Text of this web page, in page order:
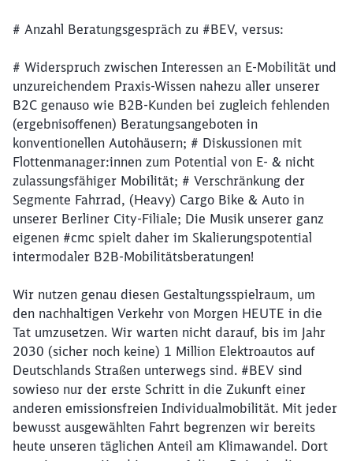
# Anzahl Beratungsgespräch zu #BEV, versus:
# Widerspruch zwischen Interessen an E-Mobilität und
unzureichendem Praxis-Wissen nahezu aller unserer
B2C genauso wie B2B-Kunden bei zugleich fehlenden
(ergebnisoffenen) Beratungsangeboten in
konventionellen Autohäusern; # Diskussionen mit
Flottenmanager:innen zum Potential von E- & nicht
zulassungsfähiger Mobilität; # Verschränkung der
Segmente Fahrrad, (Heavy) Cargo Bike & Auto in
unserer Berliner City-Filiale; Die Musik unserer ganz
eigenen #cmc spielt daher im Skalierungspotential
intermodaler B2B-Mobilitätsberatungen!
Wir nutzen genau diesen Gestaltungsspielraum, um
den nachhaltigen Verkehr von Morgen HEUTE in die
Tat umzusetzen. Wir warten nicht darauf, bis im Jahr
2030 (sicher noch keine) 1 Million Elektroautos auf
Deutschlands Straßen unterwegs sind. #BEV sind
sowieso nur der erste Schritt in die Zukunft einer
anderen emissionsfreien Individualmobilität. Mit jeder
bewusst ausgewählten Fahrt begrenzen wir bereits
heute unseren täglichen Anteil am Klimawandel. Dort